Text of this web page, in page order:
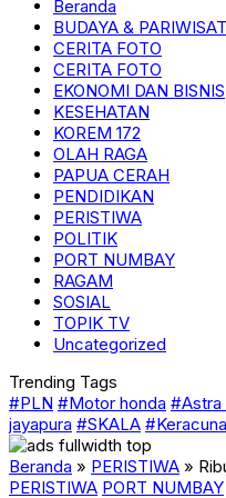
Beranda
BUDAYA &
CERITA FOTO
CERITA FOTO
EKONOMI DAN BISNIS
KESEHATAN
KOREM 172
OLAH RAGA
PAPUA CERAH
PENDIDIKAN
PERISTIWA
POLITIK
PORT NUMBAY
RAGAM
SOSIAL
TOPIK TV
Uncategorized
Trending Tags
#PLN #Motor honda #Astra
jayapura #SKALA
Beranda » PERISTIWA »
PERISTIWA PORT NUMBAY